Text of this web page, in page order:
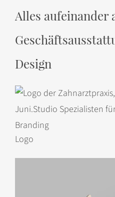
Alles aufeinander
Design
Logo